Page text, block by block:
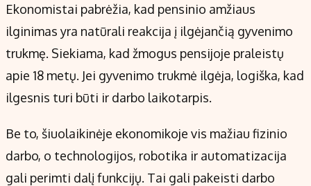
Ekonomistai pabrėžia, kad pensinio amžiaus
ilginimas yra natūrali reakcija į ilgėjančią gyvenimo
trukmę. Siekiama, kad žmogus pensijoje praleistų
apie 18 metų. Jei gyvenimo trukmė ilgėja, logiška, kad
ilgesnis turi būti ir darbo laikotarpis.
Be to, šiuolaikinėje ekonomikoje vis mažiau fizinio
darbo, o technologijos, robotika ir automatizacija
gali perimti dalį funkcijų. Tai gali pakeisti darbo